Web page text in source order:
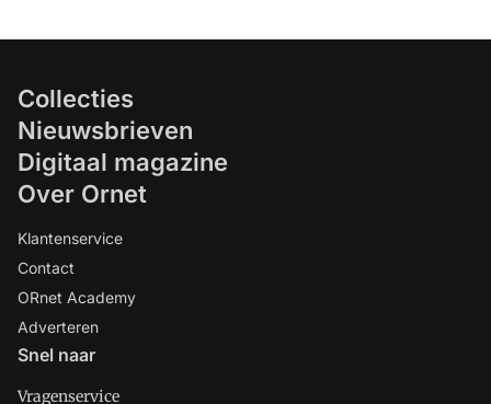
Collecties
Nieuwsbrieven
Digitaal magazine
Over Ornet
Klantenservice
Contact
ORnet Academy
Adverteren
Snel naar
Vragenservice